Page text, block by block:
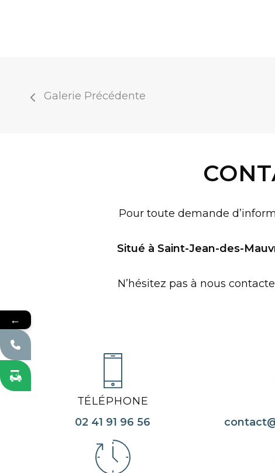
Galerie Précédente
Pour toute demande
Situé à Saint-Jean-des-
N’hésitez pas à nous
TÉLÉPHONE
02 41 91 96 56
←